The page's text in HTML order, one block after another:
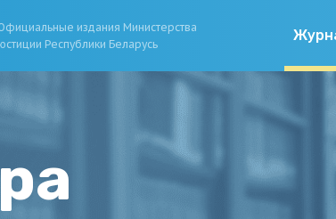
издания Министерства
Республики Беларусь